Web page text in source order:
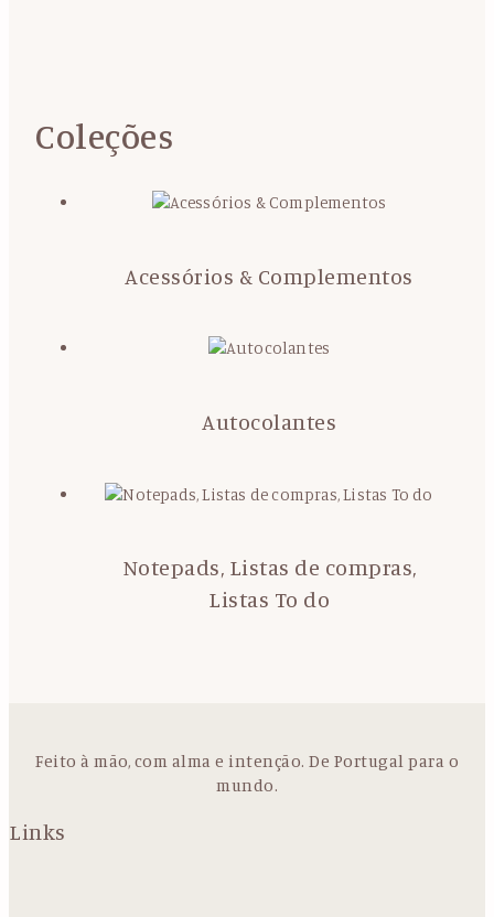
Coleções
Acessórios & Complementos
Autocolantes
Notepads, Listas de compras,
Listas To do
Feito à mão, com alma e intenção. De Portugal para o
mundo.
Links